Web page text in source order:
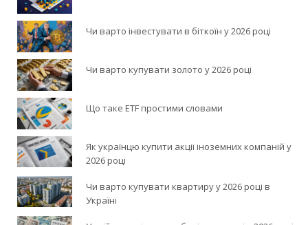
Чи варто інвестувати в біткоїн у 2026 році
Чи варто купувати золото у 2026 році
Що таке ETF простими словами
Як українцю купити акції іноземних компаній у
2026 році
Чи варто купувати квартиру у 2026 році в
Україні